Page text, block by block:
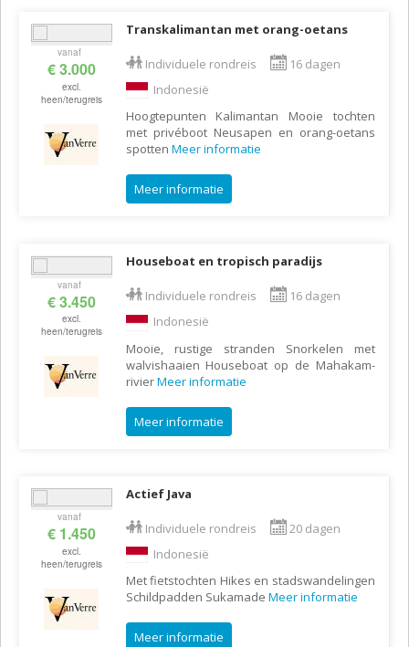
vanaf
€ 3.000
excl.
heen/terugreis
Transkalimantan met orang-oetans
Individuele rondreis
16 dagen
Indonesië
Hoogtepunten Kalimantan Mooie tochten
met privéboot Neusapen en orang-oetans
spotten Meer informatie
Meer informatie
vanaf
€ 3.450
excl.
heen/terugreis
Houseboat en tropisch paradijs
Individuele rondreis
16 dagen
Indonesië
Mooie, rustige stranden Snorkelen met
walvishaaien Houseboat op de Mahakam-
rivierMeer informatie
Meer informatie
vanaf
€ 1.450
excl.
heen/terugreis
Actief Java
Individuele rondreis
20 dagen
Indonesië
Met fietstochten Hikes en stadswandelingen
Schildpadden Sukamade Meer informatie
Meer informatie